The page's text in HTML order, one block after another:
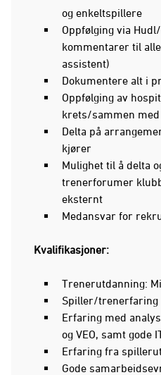
og enkeltspillere
Oppfølging via
kommentarer til
assistent)
Dokumentere alt i
Oppfølging av
krets/sammen med
Delta på
kjører
Mulighet til å delta
trenerforumer
eksternt
Medansvar for
Kvalifikasjoner:
Trenerutdanning:
Spiller/trenerfaring
Erfaring med
og VEO, samt gode
Erfaring fra
Gode